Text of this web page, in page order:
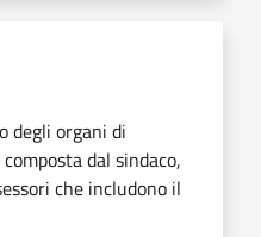
degli organi di
dal sindaco,
che includono il